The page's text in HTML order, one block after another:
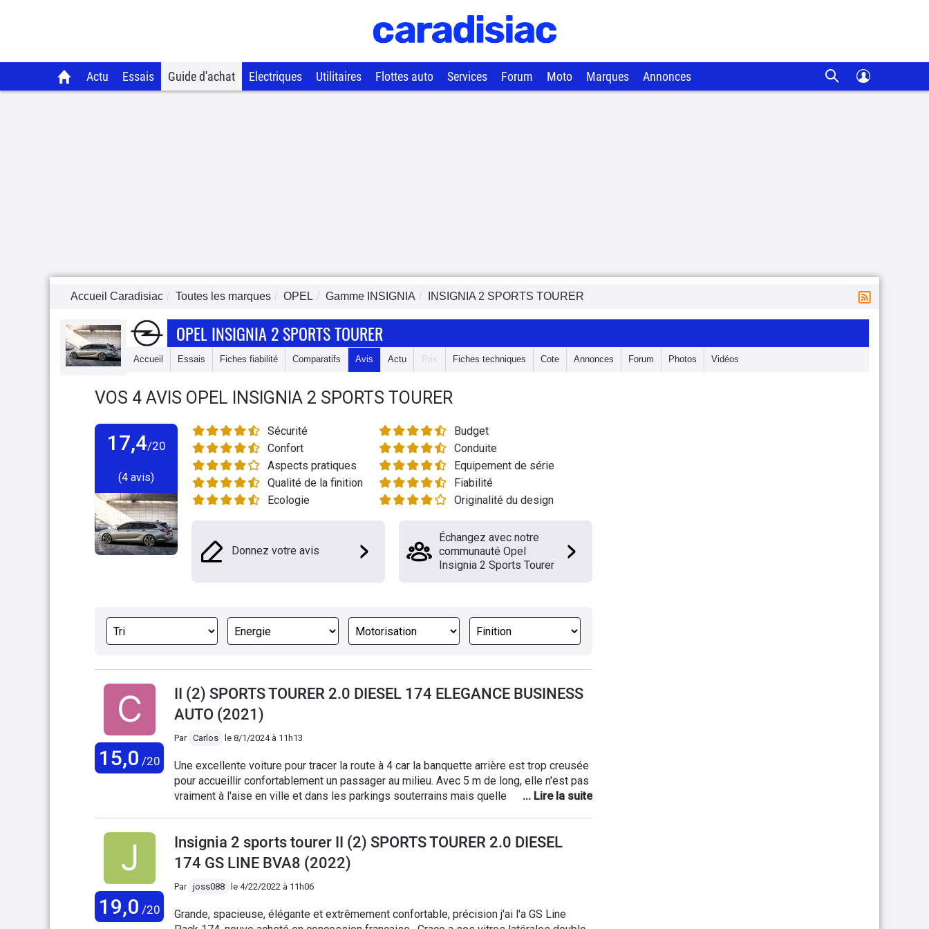
Actu Essais Guide d'achat Electriques Utilitaires Flottes auto Services Forum Moto Marques Annonces
Accueil Caradisiac Toutes les marques OPEL Gamme INSIGNIA INSIGNIA 2 SPORTS TOURER
OPEL INSIGNIA 2 SPORTS TOURER
Accueil Essais Fiches fiabilité Comparatifs Avis Actu Prix Fiches techniques Cote Annonces Forum Photos Vidéos
VOS 4 AVIS OPEL INSIGNIA 2 SPORTS TOURER
17,4/20
(4 avis)
Sécurité
Budget
Confort
Conduite
Aspects pratiques
Equipement de série
Qualité de la finition
Fiabilité
Ecologie
Originalité du design
Donnez votre avis
Échangez avec notre
communauté Opel
Insignia 2 Sports Tourer
15,0 /20
II (2) SPORTS TOURER 2.0 DIESEL 174 ELEGANCE BUSINESS
AUTO (2021)
Par Carlos le 8/1/2024 à 11h13
Une excellente voiture pour tracer la route à 4 car la banquette arrière est trop creusée
pour accueillir confortablement un passager au milieu. Avec 5 m de long, elle n'est pas
vraiment à l'aise en ville et dans les parkings souterrains mais quelle stabilité dans
avec les 225/55R17), de la place à gogo, une conso rikiki pour le gabarit (5,5 de moy.
pour un 2,0d 174cv bva8). Un vrai tableau de bord où les commandes principales n'ont
pas encore cédé au tout tactile, contrairement à la Passat et ses cousines. L'éclairage,
beh à force de le vanter ce fameux IntelliLux, à vrai dire je m'attendais à mieux. La
reconnaissance des panneaux aléatoire. L'aide au maintien de voie et le stop&start
19,0 /20
Insignia 2 sports tourer II (2) SPORTS TOURER 2.0 DIESEL
174 GS LINE BVA8 (2022)
Par joss088 le 4/22/2022 à 11h06
Grande, spacieuse, élégante et extrêmement confortable, précision j'ai l'a GS Line